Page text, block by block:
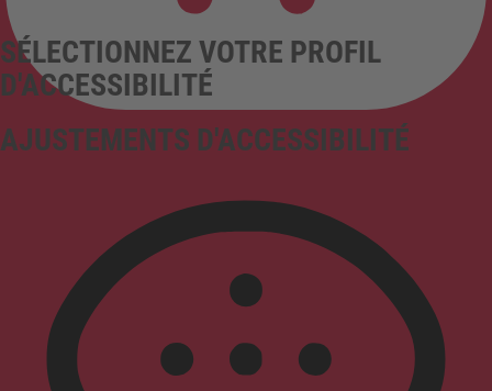
AJUSTEMENTS D'ACCESSIBILITÉ
SÉLECTIONNEZ VOTRE PROFIL
D'ACCESSIBILITÉ